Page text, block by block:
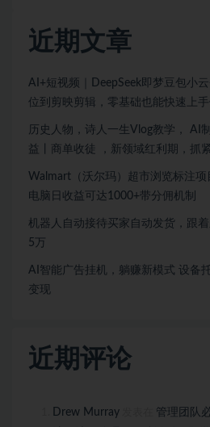
近期文章
AI+短视频｜DeepSeek即梦豆包小
位到剪映剪辑，零基础也能快速上
历史人物，诗人一生Vlog教学， AI
益丨商单收徒 ，新领域红利期，抓
Walmart（沃尔玛）超市浏览标注
电脑日收益可达1000+带分佣机制
机器人自动接待买家自动发货，跟
5万
AI智能广告挂机，躺赚新模式 设备
变现
近期评论
Drew Murray 管理团队